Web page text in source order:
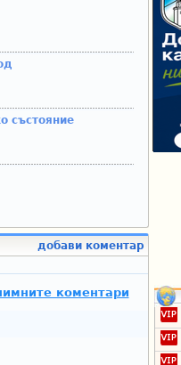
състояние
добави коментар
коментари